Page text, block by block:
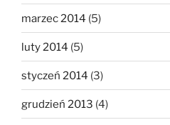
marzec 2014 (5)
luty 2014 (5)
styczeń 2014 (3)
grudzień 2013 (4)